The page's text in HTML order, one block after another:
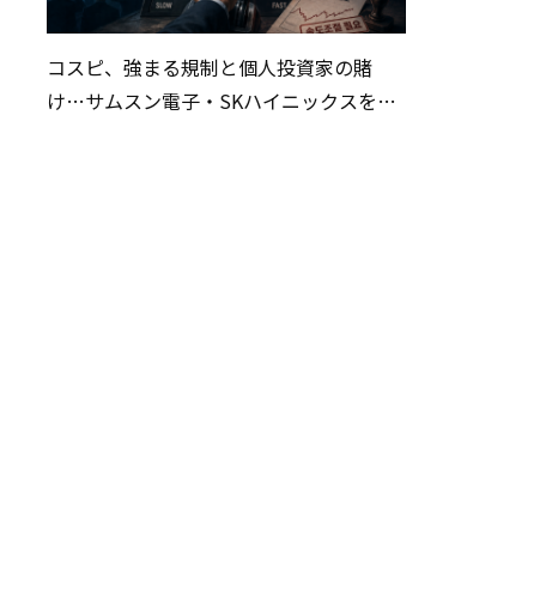
コスピ、強まる規制と個人投資家の賭
け…サムスン電子・SKハイニックスを巡